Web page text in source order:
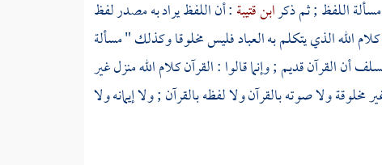
اللفظ ; ثم ذكرابن قتيبة: أن اللفظ يراد به مصدر لفظ
الله الذي يتكلم به العباد فليس مخلوقا وكذلك " مسألة
أن القرآن قديم ; وإنما قالوا : القرآن كلام الله منزل غير
ولا صوته بالقرآن ولا لفظه بالقرآن ; ولا إيمانه ولا